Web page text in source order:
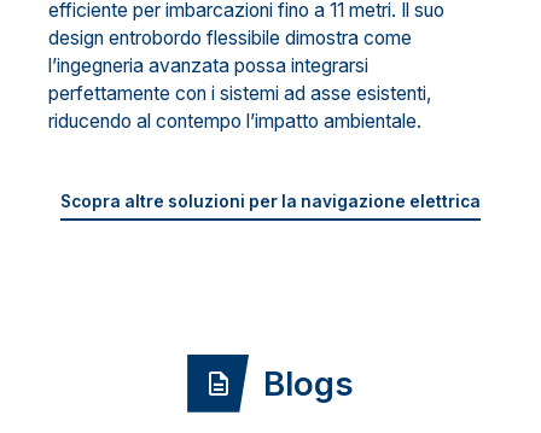
efficiente per imbarcazioni fino a 11 metri. Il suo
design entrobordo flessibile dimostra come
l’ingegneria avanzata possa integrarsi
perfettamente con i sistemi ad asse esistenti,
riducendo al contempo l’impatto ambientale.
Scopra altre soluzioni per la navigazione elettrica
Blogs